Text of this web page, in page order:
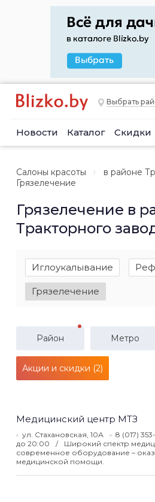
Выбрать
Новости Каталог Скидки
Салоны красоты
в районе
Грязелечение
Грязелечение в
Тракторного
Иглоукалывание
Грязелечение
Район Метро
Акции и скидки (2)
Медицинский центр МТЗ
ул. Стахановская, 10А 8 (017)
до 20:00
Широкий спектр
современное оборудование –
медицинской помощи.